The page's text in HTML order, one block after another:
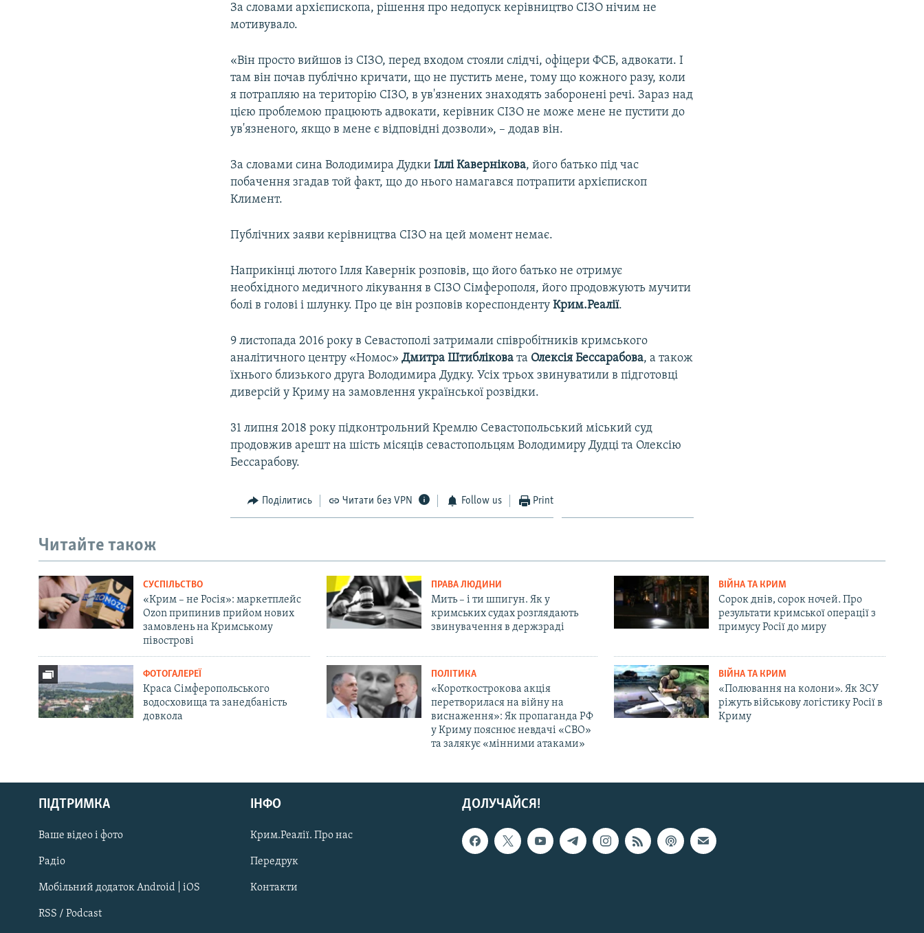
Русский
Qırımtatar
ДОЛУЧАЙСЯ!
За словами архієпископа, рішення про недопуск керівництво СІЗО нічим не
мотивувало.
«Він просто вийшов із СІЗО, перед входом стояли слідчі, офіцери ФСБ, адвокати. І
там він почав публічно кричати, що не пустить мене, тому що кожного разу, коли
я потрапляю на територію СІЗО, в ув'язнених знаходять заборонені речі. Зараз над
цією проблемою працюють адвокати, керівник СІЗО не може мене не пустити до
ув'язненого, якщо в мене є відповідні дозволи», – додав він.
За словами сина Володимира ДудкиІллі Кавернікова, його батько під час
побачення згадав той факт, що до нього намагався потрапити архієпископ
Климент.
Публічних заяви керівництва СІЗО на цей момент немає.
Наприкінці лютого Ілля Кавернік розповів, що його батько не отримує
необхідного медичного лікування в СІЗО Сімферополя, його продовжують мучити
болі в голові і шлунку. Про це він розповів кореспондентуКрим.Реалії.
9 листопада 2016 року в Севастополі затримали співробітників кримського
аналітичного центру «Номос»Дмитра Штиблікова та Олексія Бессарабова, а також
їхнього близького друга Володимира Дудку. Усіх трьох звинуватили в підготовці
диверсій у Криму на замовлення української розвідки.
31 липня 2018 року підконтрольний Кремлю Севастопольський міський суд
продовжив арешт на шість місяців севастопольцям Володимиру Дудці та Олексію
Бессарабову.
Поділитись Читати без VPN Follow us Print
Читайте також
СУСПІЛЬСТВО
«Крим – не Росія»: маркетплейс
Ozon припинив прийом нових
замовлень на Кримському
півострові
ПРАВА ЛЮДИНИ
Мить – і ти шпигун. Як у
кримських судах розглядають
звинувачення в держзраді
ВІЙНА ТА КРИМ
Сорок днів, сорок ночей. Про
результати кримської операції з
примусу Росії до миру
ФОТОГАЛЕРЕЇ
Краса Сімферопольського
водосховища та занедбаність
довкола
ПОЛІТИКА
«Короткострокова акція
перетворилася на війну на
виснаження»: Як пропаганда РФ
у Криму пояснює невдачі «СВО»
та залякує «мінними атаками»
ВІЙНА ТА КРИМ
«Полювання на колони». Як ЗСУ
ріжуть військову логістику Росії в
Криму
ДОЛУЧАЙСЯ!
ПІДТРИМКА
Ваше відео і фото
Радіо
Мобільний додаток Android | iOS
RSS / Podcast
ІНФО
Крим.Реалії. Про нас
Передрук
Контакти